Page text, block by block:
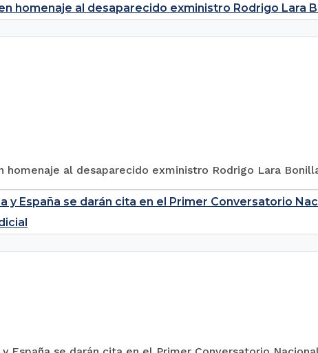
homenaje al desaparecido exministro Rodrigo Lara
homenaje al desaparecido exministro Rodrigo Lara
y España se darán cita en el Primer Conversatorio